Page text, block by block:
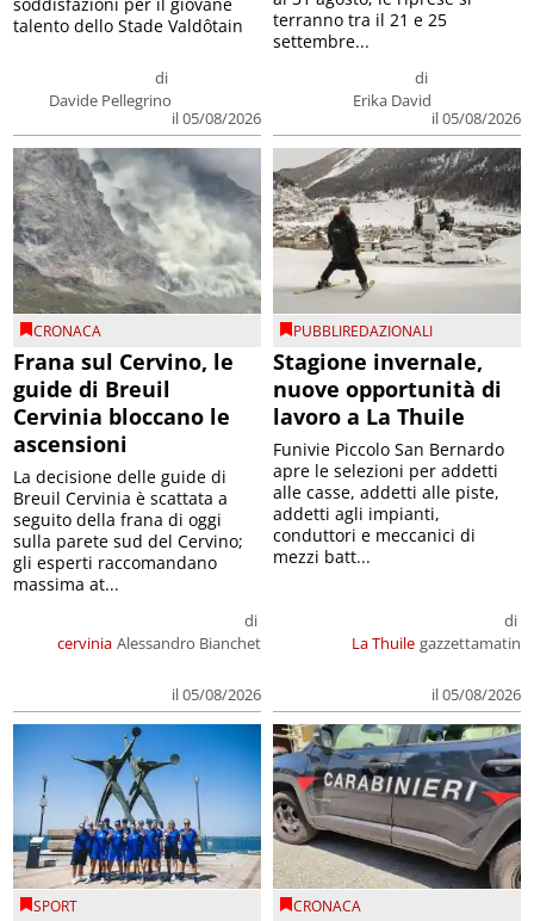
di
Davide Pellegrino
il 05/08/2026
talento dello Stade Valdôtain
di
Erika David
il 05/08/2026
terranno tra il 21 e 25
settembre...
CRONACA
Frana sul Cervino, le
guide di Breuil
Cervinia bloccano le
ascensioni
cervinia
di
Alessandro Bianchet
il 05/08/2026
La decisione delle guide di
Breuil Cervinia è scattata a
seguito della frana di oggi
sulla parete sud del Cervino;
gli esperti raccomandano
massima at...
PUBBLIREDAZIONALI
Stagione invernale,
nuove opportunità di
lavoro a La Thuile
La Thuile
di
gazzettamatin
il 05/08/2026
Funivie Piccolo San Bernardo
apre le selezioni per addetti
alle casse, addetti alle piste,
addetti agli impianti,
conduttori e meccanici di
mezzi batt...
SPORT CRONACA